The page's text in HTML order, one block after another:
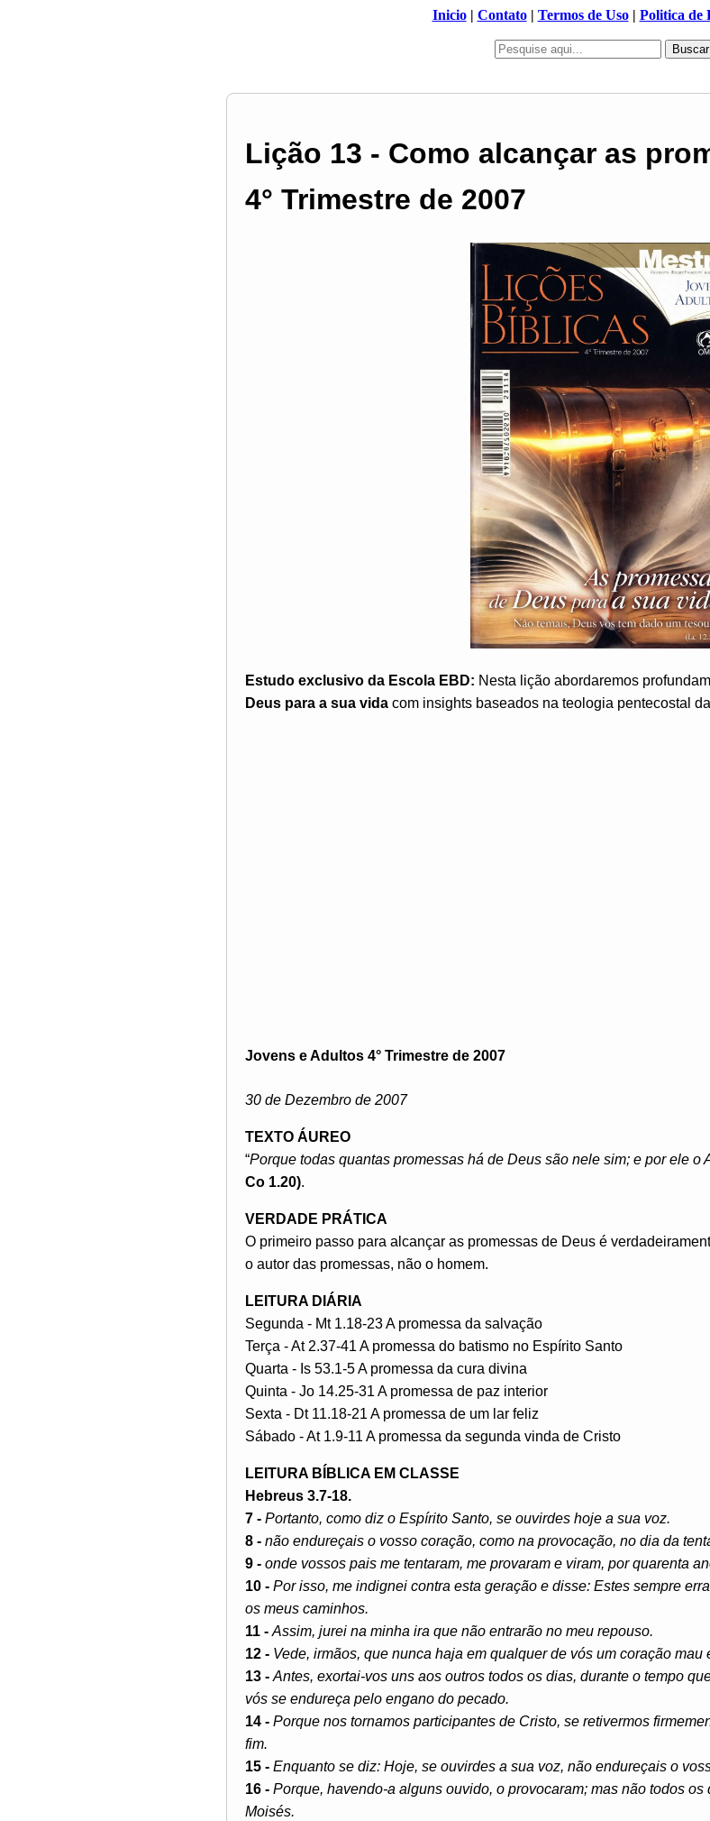
Inicio| Contato| Termos de Uso| Politica de
Buscar
Lição 13 - Como alcançar as
4° Trimestre de 2007
Estudo exclusivo da Escola EBD: Nesta lição abordaremos
Deus para a sua vida com insights baseados na teologia pentecostal
Jovens e Adultos 4° Trimestre de 2007
30 de Dezembro de 2007
TEXTO ÁUREO
“Porque todas quantas promessas há de Deus são nele sim; e por ele o
Co 1.20).
VERDADE PRÁTICA
O primeiro passo para alcançar as promessas de Deus é
o autor das promessas, não o homem.
LEITURA DIÁRIA
Segunda - Mt 1.18-23 A promessa da salvação
Terça - At 2.37-41 A promessa do batismo no Espírito Santo
Quarta - Is 53.1-5 A promessa da cura divina
Quinta - Jo 14.25-31 A promessa de paz interior
Sexta - Dt 11.18-21 A promessa de um lar feliz
Sábado - At 1.9-11 A promessa da segunda vinda de Cristo
LEITURA BÍBLICA EM CLASSE
Hebreus 3.7-18.
7 - Portanto, como diz o Espírito Santo, se ouvirdes hoje a sua voz.
8 - não endureçais o vosso coração, como na provocação, no dia da
9 - onde vossos pais me tentaram, me provaram e viram, por quarenta
10 - Por isso, me indignei contra esta geração e disse: Estes sempre
os meus caminhos.
11 - Assim, jurei na minha ira que não entrarão no meu repouso.
12 - Vede, irmãos, que nunca haja em qualquer de vós um coração
13 - Antes, exortai-vos uns aos outros todos os dias, durante o tempo
vós se endureça pelo engano do pecado.
14 - Porque nos tornamos participantes de Cristo, se retivermos
fim.
15 - Enquanto se diz: Hoje, se ouvirdes a sua voz, não endureçais o
16 - Porque, havendo-a alguns ouvido, o provocaram; mas não todos
Moisés.